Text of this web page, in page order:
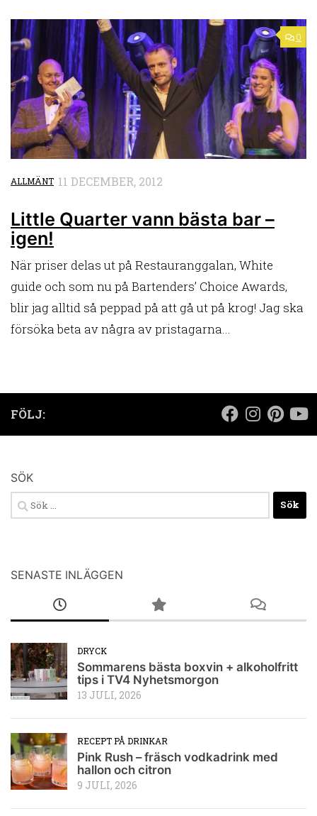
0
ALLMÄNT 11 DECEMBER, 2012
Little Quarter vann bästa bar –
igen!
När priser delas ut på Restauranggalan, White
guide och som nu på Bartenders’ Choice Awards,
blir jag alltid så peppad på att gå ut på krog! Jag ska
försöka beta av några av pristagarna...
FÖLJ:
SÖK
Sök
efter:
SENASTE INLÄGGEN
DRYCK
Sommarens bästa boxvin + alkoholfritt
tips i TV4 Nyhetsmorgon
13 JULI, 2026
RECEPT PÅ DRINKAR
Pink Rush – fräsch vodkadrink med
hallon och citron
9 JULI, 2026